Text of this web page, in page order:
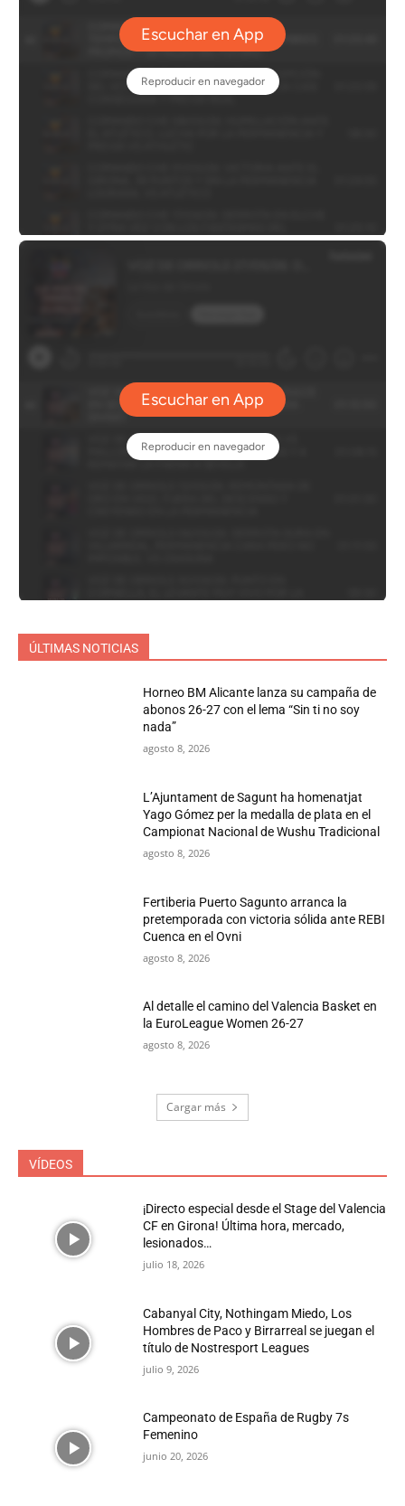
ÚLTIMAS NOTICIAS
Horneo BM Alicante lanza su campaña de
abonos 26-27 con el lema “Sin ti no soy
nada”
agosto 8, 2026
L’Ajuntament de Sagunt ha homenatjat
Yago Gómez per la medalla de plata en el
Campionat Nacional de Wushu Tradicional
agosto 8, 2026
Fertiberia Puerto Sagunto arranca la
pretemporada con victoria sólida ante REBI
Cuenca en el Ovni
agosto 8, 2026
Al detalle el camino del Valencia Basket en
la EuroLeague Women 26-27
agosto 8, 2026
Cargar más
VÍDEOS
¡Directo especial desde el Stage del Valencia
CF en Girona! Última hora, mercado,
lesionados…
julio 18, 2026
Cabanyal City, Nothingam Miedo, Los
Hombres de Paco y Birrarreal se juegan el
título de Nostresport Leagues
julio 9, 2026
Campeonato de España de Rugby 7s
Femenino
junio 20, 2026